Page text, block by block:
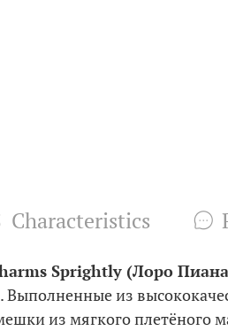
Characteristics
Sprightly (Лоро
Выполненные из
из мягкого плетёного